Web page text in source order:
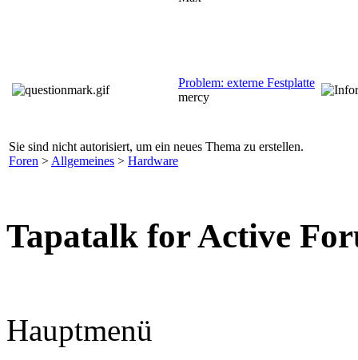
Problem: externe Festplatte
mercy
Sie sind nicht autorisiert, um ein neues Thema zu erstellen.
Foren > Allgemeines > Hardware
Tapatalk for Active
Hauptmenü